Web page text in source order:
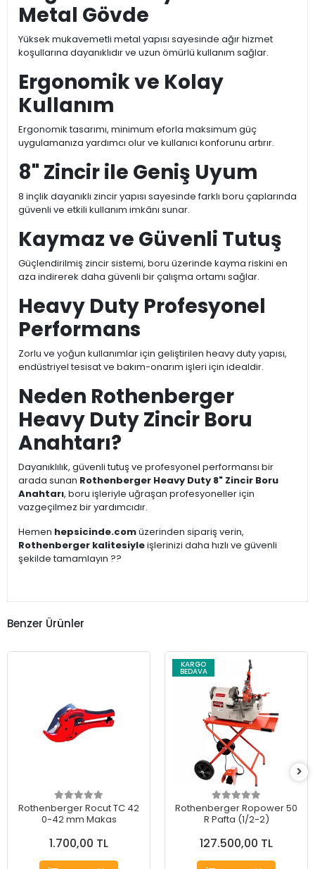
Metal Gövde
Yüksek mukavemetli metal yapısı sayesinde ağır hizmet
koşullarına dayanıklıdır ve uzun ömürlü kullanım sağlar.
Ergonomik ve Kolay
Kullanım
Ergonomik tasarımı, minimum eforla maksimum güç
uygulamanıza yardımcı olur ve kullanıcı konforunu artırır.
8" Zincir ile Geniş Uyum
8 inçlik dayanıklı zincir yapısı sayesinde farklı boru çaplarında
güvenli ve etkili kullanım imkânı sunar.
Kaymaz ve Güvenli Tutuş
Güçlendirilmiş zincir sistemi, boru üzerinde kayma riskini en
aza indirerek daha güvenli bir çalışma ortamı sağlar.
Heavy Duty Profesyonel
Performans
Zorlu ve yoğun kullanımlar için geliştirilen heavy duty yapısı,
endüstriyel tesisat ve bakım-onarım işleri için idealdir.
Neden Rothenberger
Heavy Duty Zincir Boru
Anahtarı?
Dayanıklılık, güvenli tutuş ve profesyonel performansı bir
arada sunan Rothenberger Heavy Duty 8" Zincir Boru
Anahtarı, boru işleriyle uğraşan profesyoneller için
vazgeçilmez bir yardımcıdır.
Hemen hepsicinde.comüzerinden sipariş verin,
Rothenberger kalitesiyleişlerinizi daha hızlı ve güvenli
şekilde tamamlayın ??
Benzer Ürünler
Rothenberger Rocut TC 42
0-42 mm Makas
1.700,00 TL
KARGO
BEDAVA
Rothenberger Ropower 50
R Pafta (1/2-2)
127.500,00 TL